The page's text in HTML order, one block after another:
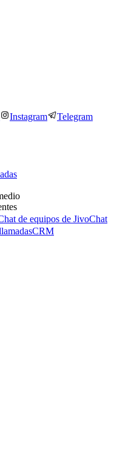
Instagram Telegram
de equipos de JivoChat
CRM